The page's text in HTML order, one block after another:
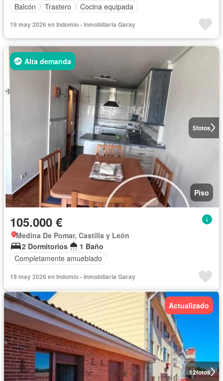
Balcón
Trastero Cocina equipada
19 may 2026 en Indomio - Inmobiliaria Garay
5fotos
Alta demanda
Piso
105.000 €
Medina De Pomar, Castilla y León
2 Dormitorios
1 Baño
Completamente amueblado
19 may 2026 en Indomio - Inmobiliaria Garay
12fotos
Actualizado